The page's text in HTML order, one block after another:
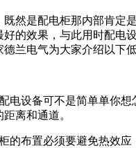
然是配电柜那内部肯
的效果，与此用时配
兰电气为大家介绍以下
电设备可不是简单单你
离和通道。
的布置必须要避免热效